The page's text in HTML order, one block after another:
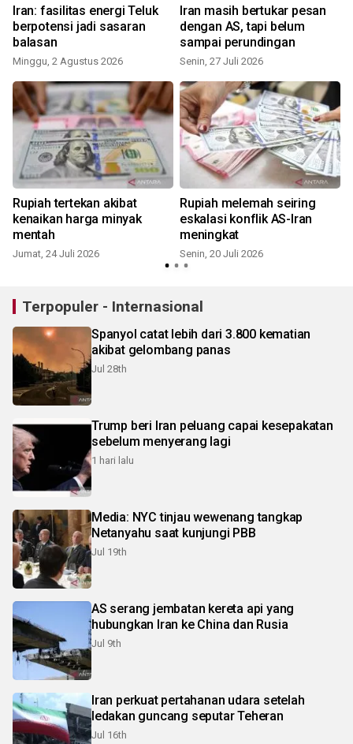
Iran: fasilitas energi Teluk
berpotensi jadi sasaran
balasan
Minggu, 2 Agustus 2026
Iran masih bertukar pesan
dengan AS, tapi belum
sampai perundingan
Senin, 27 Juli 2026
Rupiah tertekan akibat
kenaikan harga minyak
mentah
Jumat, 24 Juli 2026
Rupiah melemah seiring
eskalasi konflik AS-Iran
meningkat
Senin, 20 Juli 2026
Terpopuler - Internasional
Spanyol catat lebih dari 3.800 kematian
akibat gelombang panas
Jul 28th
Trump beri Iran peluang capai kesepakatan
sebelum menyerang lagi
1 hari lalu
Media: NYC tinjau wewenang tangkap
Netanyahu saat kunjungi PBB
Jul 19th
AS serang jembatan kereta api yang
hubungkan Iran ke China dan Rusia
Jul 9th
Iran perkuat pertahanan udara setelah
ledakan guncang seputar Teheran
Jul 16th